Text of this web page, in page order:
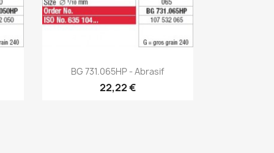
Aperçu rapide
BG 731.065HP - Abrasif
22,22 €